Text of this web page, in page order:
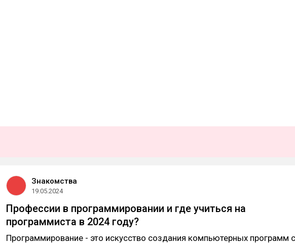
Знакомства
19.05.2024
Профессии в программировании и где учиться на
программиста в 2024 году?
Программирование - это искусство создания компьютерных программ с